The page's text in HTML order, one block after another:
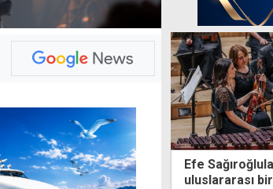
Efe
uluslararası